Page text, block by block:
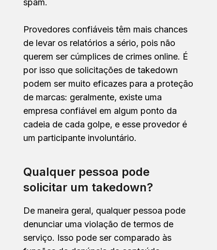
Provedores confiáveis têm mais chances
de levar os relatórios a sério, pois não
querem ser cúmplices de crimes online. É
por isso que solicitações de takedown
podem ser muito eficazes para a proteção
de marcas: geralmente, existe uma
empresa confiável em algum ponto da
cadeia de cada golpe, e esse provedor é
um participante involuntário.
Qualquer pessoa pode
solicitar um takedown?
De maneira geral, qualquer pessoa pode
denunciar uma violação de termos de
serviço. Isso pode ser comparado às